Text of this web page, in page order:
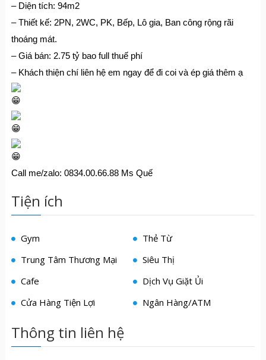
– Diện tích: 94m2
– Thiết kế: 2PN, 2WC, PK, Bếp, Lô gia, Ban công rộng rãi
thoáng mát.
– Giá bán: 2.75 tỷ bao full thuế phí
– Khách thiện chí liên hệ em ngay để đi coi và ép giá thêm ạ
Call me/zalo: 0834.00.66.88 Ms Quế
Tiện ích
Gym
Thẻ Từ
Trung Tâm Thương Mại
Siêu Thị
Cafe
Dịch Vụ Giặt Ủi
Cửa Hàng Tiện Lợi
Ngân Hàng/ATM
Thông tin liên hệ